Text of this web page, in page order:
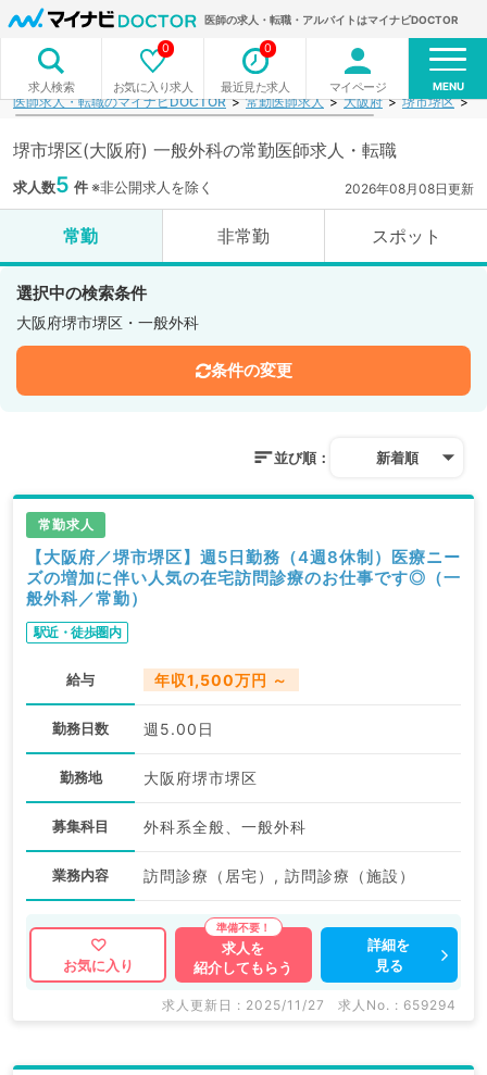
医師の求人・転職・アルバイトはマイナビDOCTOR
求人検索 お気に入り求人
0
最近見た求人
0
マイページ MENU
医師求人・転職のマイナビDOCTOR 常勤医師求人 大阪府 堺市堺区
堺市堺区(大阪府) 一般外科の常勤医師求人・転職
求人数5 件※非公開求人を除く 2026年08月08日更新
常勤 非常勤 スポット
選択中の検索条件
大阪府堺市堺区・一般外科
条件の変更
並び順： 新着順
常勤求人
【大阪府／堺市堺区】週5日勤務（4週8休制）医療ニー
ズの増加に伴い人気の在宅訪問診療のお仕事です◎（一
般外科／常勤）
駅近・徒歩圏内
給与 年収1,500万円 ～
勤務日数 週5.00日
勤務地 大阪府堺市堺区
募集科目 外科系全般、一般外科
業務内容 訪問診療（居宅）, 訪問診療（施設）
お気に入り
求人を
紹介してもらう
詳細を
見る
求人更新日 : 2025/11/27 求人No. : 659294